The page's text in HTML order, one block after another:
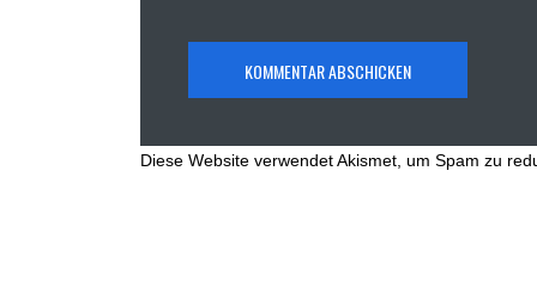
Diese Website verwendet Akismet, um Spam zu